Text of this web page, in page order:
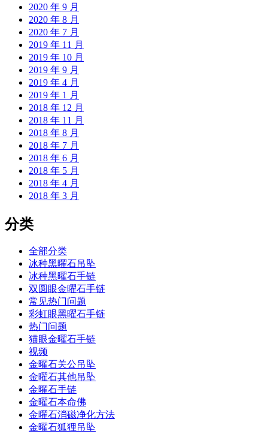
2020 年 9 月
2020 年 8 月
2020 年 7 月
2019 年 11 月
2019 年 10 月
2019 年 9 月
2019 年 4 月
2019 年 1 月
2018 年 12 月
2018 年 11 月
2018 年 8 月
2018 年 7 月
2018 年 6 月
2018 年 5 月
2018 年 4 月
2018 年 3 月
分类
全部分类
冰种黑曜石吊坠
冰种黑曜石手链
双圆眼金曜石手链
常见热门问题
彩虹眼黑曜石手链
热门问题
猫眼金曜石手链
视频
金曜石关公吊坠
金曜石其他吊坠
金曜石手链
金曜石本命佛
金曜石消磁净化方法
金曜石狐狸吊坠